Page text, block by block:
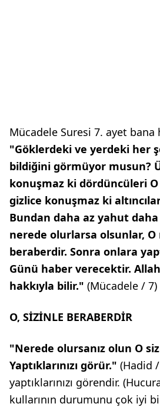
Mücadele Suresi 7. ayet bana
"Göklerdeki ve yerdeki her
bildiğini görmüyor musun?
konuşmaz ki dördüncüleri O
gizlice konuşmaz ki
Bundan daha az yahut daha
nerede olurlarsa olsunlar,
beraberdir. Sonra onlara
Günü haber verecektir.
hakkıyla bilir." (Mücadele / 7)
O, SİZİNLE BERABERDİR
"Nerede olursanız olun O
Yaptıklarınızı görür." (Hadid
yaptıklarınızı görendir.
kullarının durumunu çok iyi